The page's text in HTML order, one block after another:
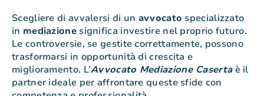
Scegliere di avvalersi di un avvocato specializzato
in mediazionesignifica investire nel proprio futuro.
Le controversie, se gestite correttamente, possono
trasformarsi in opportunità di crescita e
miglioramento. L’Avvocato Mediazione Casertaè il
partner ideale per affrontare queste sfide con